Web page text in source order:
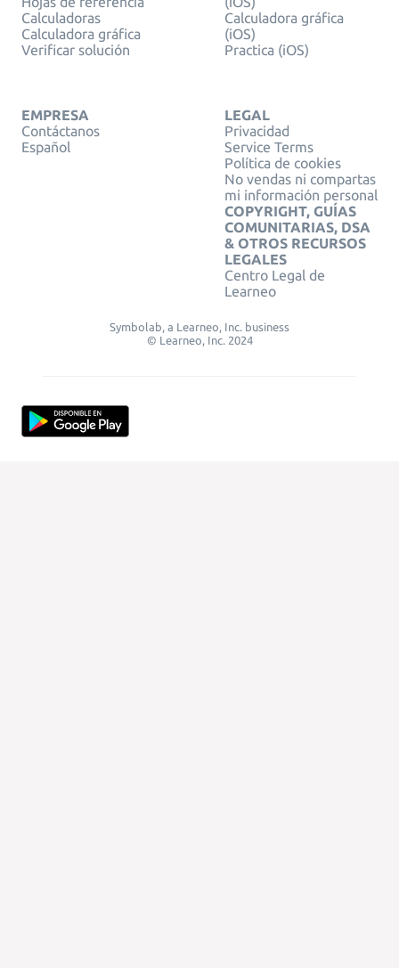
Calculadoras
Calculadora gráfica
Verificar solución
Calculadora gráfica
(iOS)
Practica (iOS)
EMPRESA
Contáctanos
Español
LEGAL
Privacidad
Service Terms
Política de cookies
No vendas ni compartas
mi información personal
COPYRIGHT, GUÍAS
COMUNITARIAS, DSA
& OTROS RECURSOS
LEGALES
Centro Legal de
Learneo
Symbolab, a Learneo, Inc. business
© Learneo, Inc. 2024